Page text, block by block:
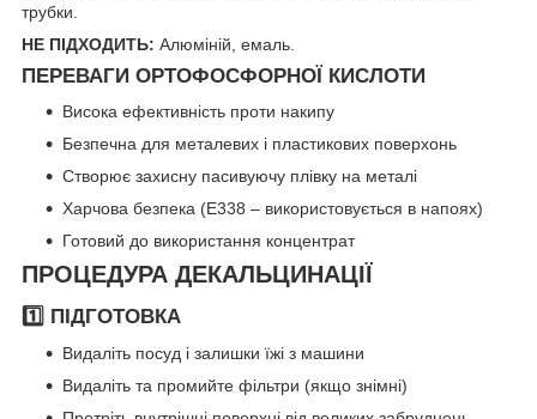
трубки.
НЕ ПІДХОДИТЬ: Алюміній, емаль.
ПЕРЕВАГИ ОРТОФОСФОРНОЇ КИСЛОТИ
Висока ефективність проти накипу
Безпечна для металевих і пластикових поверхонь
Створює захисну пасивуючу плівку на металі
Харчова безпека (E338 – використовується в напоях)
Готовий до використання концентрат
ПРОЦЕДУРА ДЕКАЛЬЦИНАЦІЇ
1️⃣ ПІДГОТОВКА
Видаліть посуд і залишки їжі з машини
Видаліть та промийте фільтри (якщо знімні)